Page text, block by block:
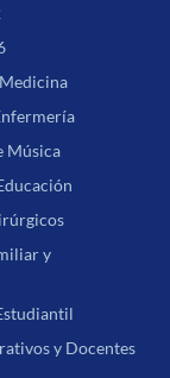
Música
y
y Docentes